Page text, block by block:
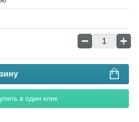
− +
в один клик